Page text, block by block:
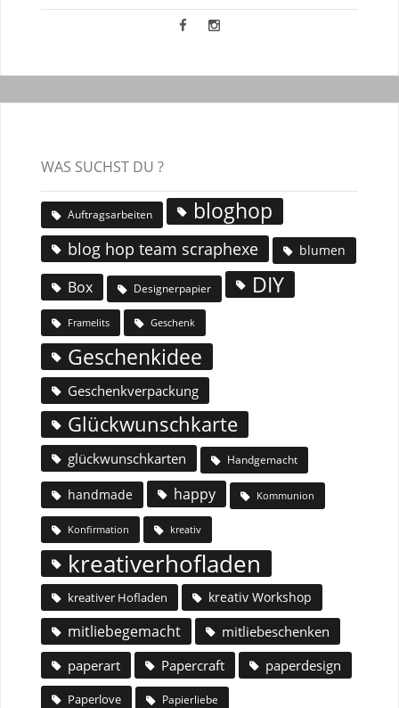
WAS SUCHST DU ?
Auftragsarbeiten bloghop
blog hop team scraphexe blumen
Box Designerpapier DIY
Framelits Geschenk
Geschenkidee
Geschenkverpackung
Glückwunschkarte
glückwunschkarten Handgemacht
handmade happy Kommunion
Konfirmation kreativ
kreativerhofladen
kreativer Hofladen kreativ Workshop
mitliebegemacht
mitliebeschenken
paperart
Papercraft paperdesign
Paperlove Papierliebe